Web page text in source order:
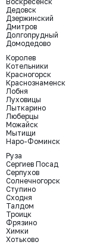
Дедовск
Дзержинский
Дмитров
Долгопрудный
Домодедово
Королев
Котельники
Красногорск
Краснознаменск
Лобня
Луховицы
Лыткарино
Люберцы
Можайск
Мытищи
Наро-Фоминск
Руза
Сергиев Посад
Серпухов
Солнечногорск
Ступино
Сходня
Талдом
Троицк
Фрязино
Химки
Хотьково